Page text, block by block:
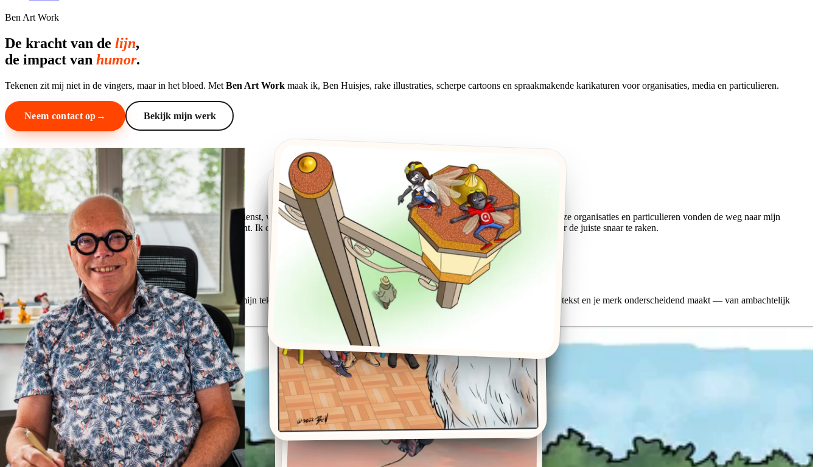
Ben Art Work
De kracht van de lijn,
de impact van humor.
Tekenen zit mij niet in de vingers, maar in het bloed. Met Ben Art Work maak ik, Ben Huisjes, rake illustraties, scherpe cartoons en spraakmakende karikaturen voor organisaties, media en particulieren.
Neem contact op Bekijk mijn werk
Over Ben
Ervaring die voor zich spreekt
Met een portfolio waar ik trots op ben en een lange staat van dienst, weet ik precies hoe ik een boodschap moet vangen in een krachtige lijn. Talloze organisaties en particulieren vonden de weg naar mijn
tekentafel, van landelijke media tot drukwerk en digitale content. Ik combineer jarenlange expertise met een frisse, vlotte blik en streef er altijd naar de juiste snaar te raken.
Illustraties & Strips
Illustraties die je verhaal versterken
Waar fotografie beperkt wordt door de werkelijkheid, bieden mijn tekeningen eindeloze mogelijkheden. Maatwerk dat naadloos aansluit op jouw tekst en je merk onderscheidend maakt — van ambachtelijk
kleurpotlood en aquarel tot een moderne digitale stijl.